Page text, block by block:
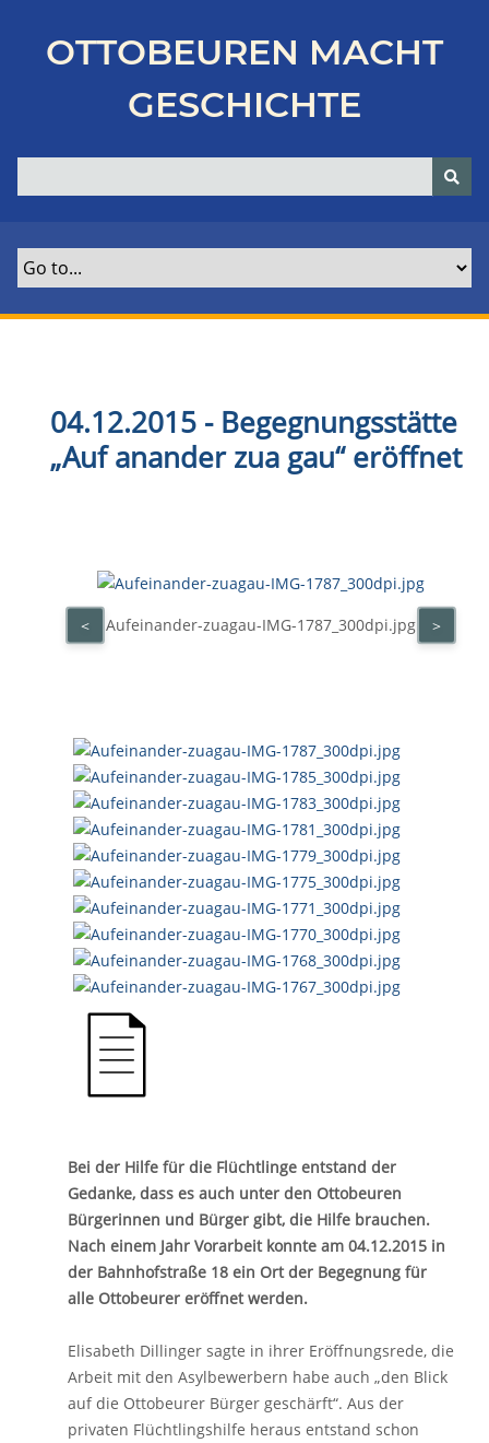
p
OTTOBEUREN MACHT
GESCHICHTE
04.12.2015 - Begegnungsstätte
„Auf anander zua gau“ eröffnet
Aufeinander-zuagau-IMG-1787_300dpi.jpg
< >
Bei der Hilfe für die Flüchtlinge entstand der
Gedanke, dass es auch unter den Ottobeuren
Bürgerinnen und Bürger gibt, die Hilfe brauchen.
Nach einem Jahr Vorarbeit konnte am 04.12.2015 in
der Bahnhofstraße 18 ein Ort der Begegnung für
alle Ottobeurer eröffnet werden.
Elisabeth Dillinger sagte in ihrer Eröffnungsrede, die
Arbeit mit den Asylbewerbern habe auch „den Blick
auf die Ottobeurer Bürger geschärft“. Aus der
privaten Flüchtlingshilfe heraus entstand schon